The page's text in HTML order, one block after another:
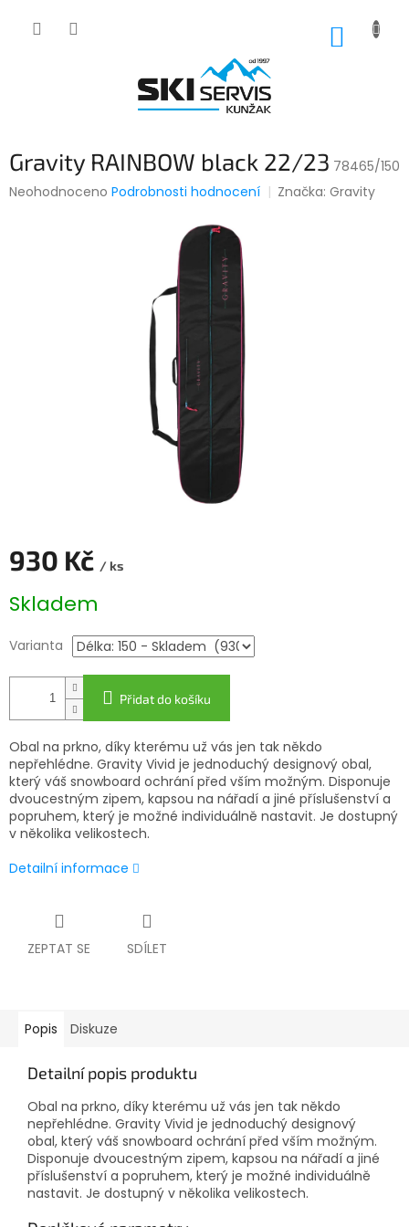
Gravity RAINBOW black 22/23 78465/150
Průměrné
Neohodnoceno Podrobnosti hodnocení Značka:Gravity
930 Kč / ks
cena:
Skladem
Varianta
Přidat do košíku
Obal na prkno, díky kterému už vás jen tak někdo
nepřehlédne. Gravity Vivid je jednoduchý designový obal,
který váš snowboard ochrání před vším možným. Disponuje
dvoucestným zipem, kapsou na nářadí a jiné příslušenství a
popruhem, který je možné individuálně nastavit. Je dostupný
v několika velikostech.
Detailní informace
ZEPTAT SE SDÍLET
Popis Diskuze
Detailní popis produktu
Obal na prkno, díky kterému už vás jen tak někdo
nepřehlédne. Gravity Vivid je jednoduchý designový
obal, který váš snowboard ochrání před vším možným.
Disponuje dvoucestným zipem, kapsou na nářadí a jiné
příslušenství a popruhem, který je možné individuálně
nastavit. Je dostupný v několika velikostech.